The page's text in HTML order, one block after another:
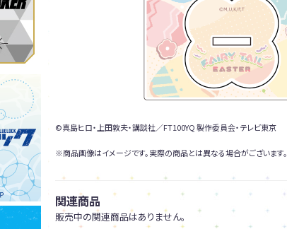
©真島ヒロ・上田敦夫・講談社／FT100YQ 製作委員会・テレビ東京
※商品画像はイメージです。実際の商品とは異なる場合がございます。
関連商品
販売中の関連商品はありません。